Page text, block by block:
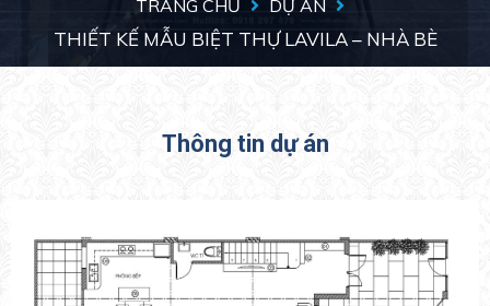
TRANG CHỦ DỰ ÁN
THIẾT KẾ MẪU BIỆT THỰ LAVILA – NHÀ BÈ
Thông tin dự án